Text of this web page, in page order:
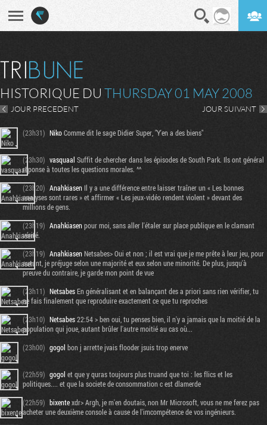
HISTORIQUE DU THURSDAY 01 MAY 2008
JOUR PRECEDENT JOUR SUIVANT
(23h31) NikoComme dit le sage Didier Super, "Y'en a des biens"
(23h30) vasquaal Suffit de chercher dans les épisodes de South Park. Ils ont général
réponse à toutes les questions morales. ^^
(23h20) Anahkiasen Il y a une différence entre laisser traîner un « Les bonnes
analyses sont rares » et affirmer « Les jeux-vidéo rendent violent » devant des
millions de gens.
(23h19) Anahkiasenpour moi, sans aller l'étaler sur place publique en le clamant
vérité.
(23h19) AnahkiasenNetsabes> Oui et non ; il est vrai que je me prête à leur jeu, pour
autant, je préjuge selon une majorité et eux selon une minorité. De plus, jusqu'à
preuve du contraire, je garde mon point de vue
(23h11) NetsabesEn généralisant et en balançant des a priori sans rien vérifier, tu
ne fais finalement que reproduire exactement ce que tu reproches
(23h10) Netsabes22:54 > ben oui, tu penses bien, il n'y a jamais que la moitié de la
population qui joue, autant brûler l'autre moitié au cas où...
(23h00) gogol bon j arrette jvais flooder jsuis trop enerve
(22h59) gogol et que y quras toujours plus truand que toi : les flics et les
politiques.... et que la societe de consommation c est dlamerde
(22h59) bixentexdr> Argh, je m'en doutais, non Mr Microsoft, vous ne me ferez pas
acheter une deuxième console à cause de l'imcompétence de vos ingénieurs.